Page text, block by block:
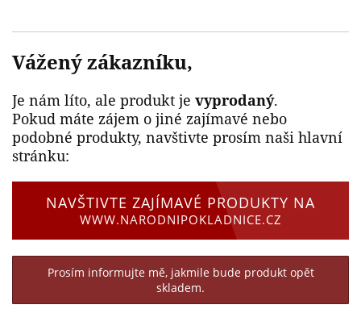
Vážený zákazníku,
Je nám líto, ale produkt je vyprodaný.
Pokud máte zájem o jiné zajímavé nebo
podobné produkty, navštivte prosím naši hlavní
stránku:
NAVŠTIVTE ZAJÍMAVÉ PRODUKTY NA
WWW.NARODNIPOKLADNICE.CZ
Prosím informujte mě, jakmile bude produkt opět
skladem.